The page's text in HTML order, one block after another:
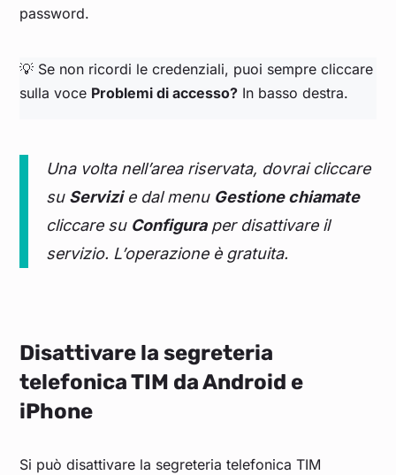
password.
💡 Se non ricordi le credenziali, puoi sempre cliccare
sulla voce Problemi di accesso? In basso destra.
Una volta nell’area riservata, dovrai cliccare
su Servizie dal menu Gestione chiamate
cliccare su Configuraper disattivare il
servizio. L’operazione è gratuita.
Disattivare la segreteria
telefonica TIM da Android e
iPhone
Si può disattivare la segreteria telefonica TIM